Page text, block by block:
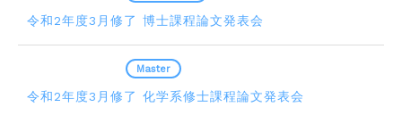
令和2年度3月修了 博士課程論文発表会
令和2年度3月修了 化学系修士課程論文発表会
Master